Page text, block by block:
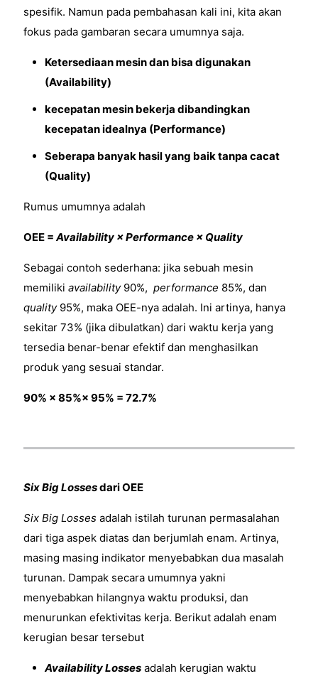
spesifik. Namun pada pembahasan kali ini, kita akan
fokus pada gambaran secara umumnya saja.
Ketersediaan mesin dan bisa digunakan
(Availability)
kecepatan mesin bekerja dibandingkan
kecepatan idealnya (Performance)
Seberapa banyak hasil yang baik tanpa cacat
(Quality)
Rumus umumnya adalah
OEE =Availability × Performance × Quality
Sebagai contoh sederhana: jika sebuah mesin
memiliki availability 90%, performance 85%, dan
quality 95%, maka OEE-nya adalah. Ini artinya, hanya
sekitar 73% (jika dibulatkan) dari waktu kerja yang
tersedia benar-benar efektif dan menghasilkan
produk yang sesuai standar.
90% × 85%× 95% = 72.7%
Six Big Lossesdari OEE
Six Big Losses adalah istilah turunan permasalahan
dari tiga aspek diatas dan berjumlah enam. Artinya,
masing masing indikator menyebabkan dua masalah
turunan. Dampak secara umumnya yakni
menyebabkan hilangnya waktu produksi, dan
menurunkan efektivitas kerja. Berikut adalah enam
kerugian besar tersebut
Availability Losses adalah kerugian waktu